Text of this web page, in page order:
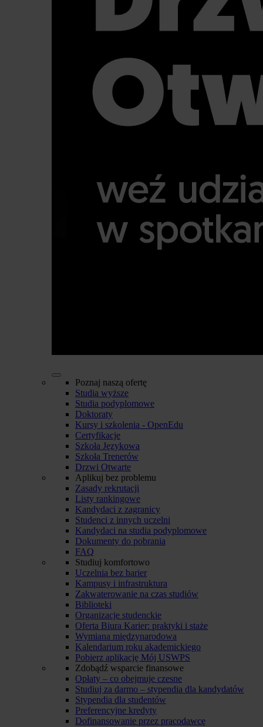
Poznaj naszą ofertę
Studia wyższe
Studia podyplomowe
Doktoraty
Kursy i szkolenia - OpenEdu
Certyfikacje
Szkoła Językowa
Szkoła Trenerów
Drzwi Otwarte
Aplikuj bez problemu
Zasady rekrutacji
Listy rankingowe
Kandydaci z zagranicy
Studenci z innych uczelni
Kandydaci na studia podyplomowe
Dokumenty do pobrania
FAQ
Studiuj komfortowo
Uczelnia bez barier
Kampusy i infrastruktura
Zakwaterowanie na czas studiów
Biblioteki
Organizacje studenckie
Oferta Biura Karier: praktyki i staże
Wymiana międzynarodowa
Kalendarium roku akademickiego
Pobierz aplikację Mój USWPS
Zdobądź wsparcie finansowe
Opłaty – co obejmuje czesne
Studiuj za darmo – stypendia dla kandydatów
Stypendia dla studentów
Preferencyjne kredyty
Dofinansowanie przez pracodawcę